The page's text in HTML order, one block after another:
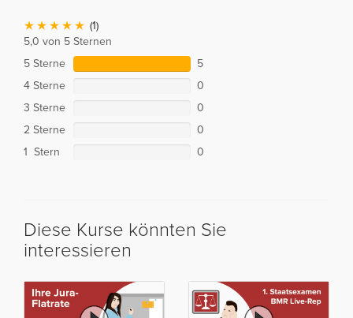
(1)
5,0 von 5 Sternen
5 Sterne
5
4 Sterne
0
3 Sterne
0
2 Sterne
0
1 Stern
0
Diese Kurse könnten Sie
interessieren